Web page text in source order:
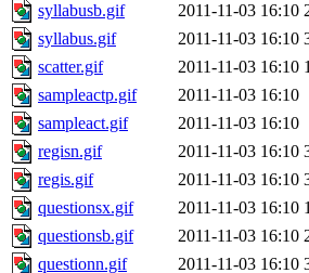
syllabusb.gif
2011-11-03 16:10
syllabus.gif
2011-11-03 16:10
scatter.gif
2011-11-03 16:10
sampleactp.gif
2011-11-03 16:10
sampleact.gif
2011-11-03 16:10
regisn.gif
2011-11-03 16:10
regis.gif
2011-11-03 16:10
questionsx.gif
2011-11-03 16:10
questionsb.gif
2011-11-03 16:10
questionn.gif
2011-11-03 16:10